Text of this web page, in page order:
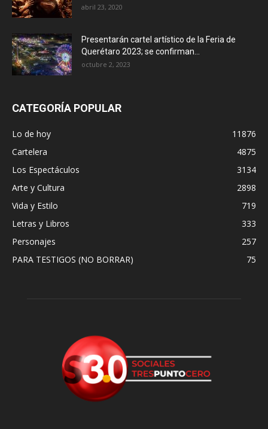
abril 23, 2020
Presentarán cartel artístico de la Feria de
Querétaro 2023; se confirman...
octubre 2, 2023
CATEGORÍA POPULAR
Lo de hoy
11876
Cartelera
4875
Los Espectáculos
3134
Arte y Cultura
2898
Vida y Estilo
719
Letras y Libros
333
Personajes
257
PARA TESTIGOS (NO BORRAR)
75